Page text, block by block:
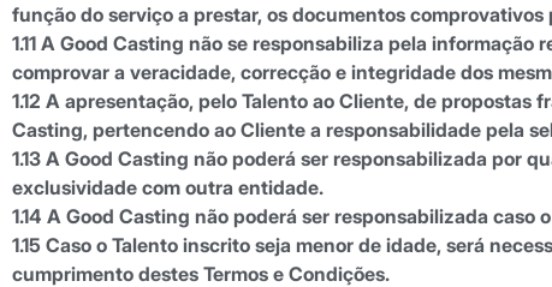
função do serviço a prestar, os documentos
1.11 A Good Casting não se responsabiliza pela
comprovar a veracidade, correcção e integridade dos
1.12 A apresentação, pelo Talento ao Cliente, de
Casting, pertencendo ao Cliente a responsabilidade pela
1.13 A Good Casting não poderá ser responsabilizada por
exclusividade com outra entidade.
1.14 A Good Casting não poderá ser responsabilizada
1.15 Caso o Talento inscrito seja menor de idade, será
cumprimento destes Termos e Condições.